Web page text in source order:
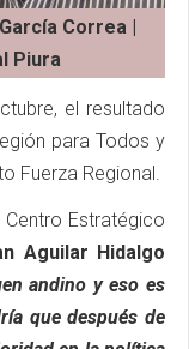
Correa |
Piura
el resultado
para Todos y
Fuerza Regional.
Estratégico
Aguilar Hidalgo
andino y eso es
que después de